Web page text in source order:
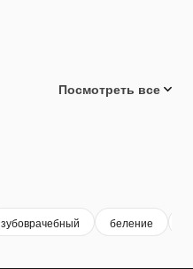
Посмотреть все
зубоврачебный беление